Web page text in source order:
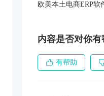
欧美本土电商ERP软
内容是否对你有
有帮助